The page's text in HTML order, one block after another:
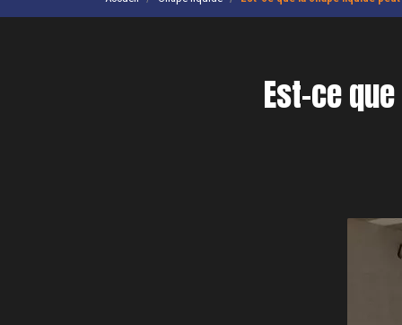
Est-ce